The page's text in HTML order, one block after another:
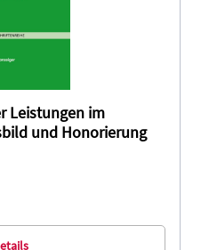
Leistungen im
und Honorierung